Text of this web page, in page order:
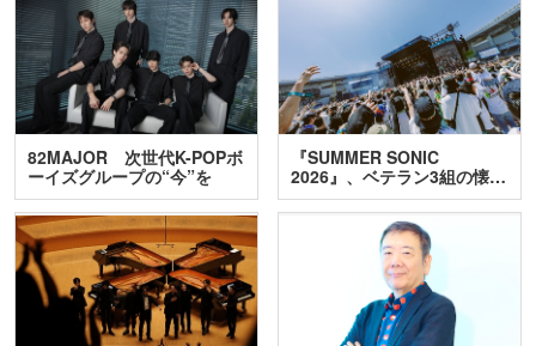
82MAJOR 次世代K-POPボ
ーイズグループの“今”を
訊…
『SUMMER SONIC
2026』、ベテラン3組の懐…